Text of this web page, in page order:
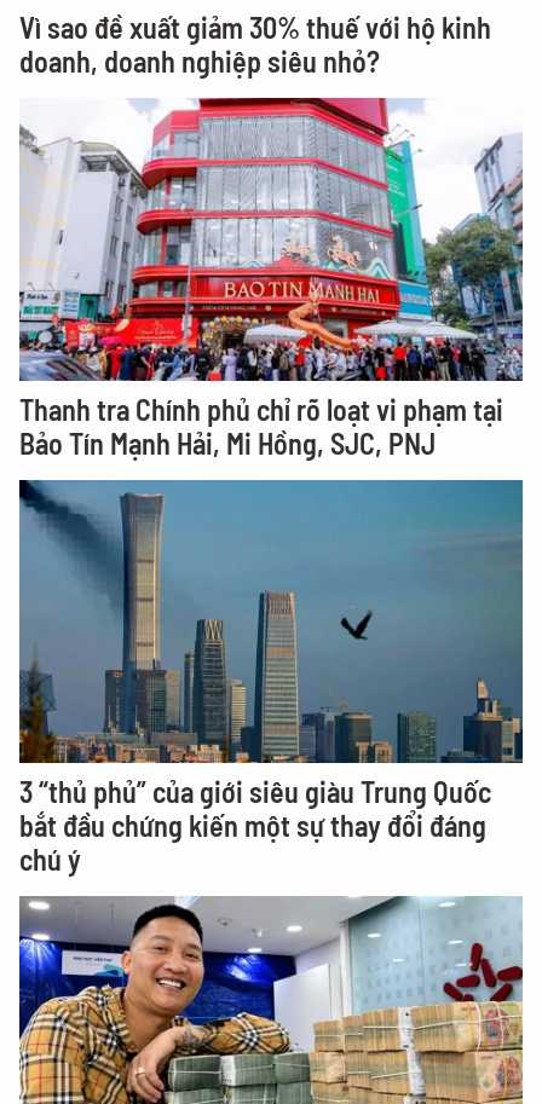
Vì sao đề xuất giảm 30% thuế với hộ kinh
doanh, doanh nghiệp siêu nhỏ?
Thanh tra Chính phủ chỉ rõ loạt vi phạm tại
Bảo Tín Mạnh Hải, Mi Hồng, SJC, PNJ
3 “thủ phủ” của giới siêu giàu Trung Quốc
bắt đầu chứng kiến một sự thay đổi đáng
chú ý